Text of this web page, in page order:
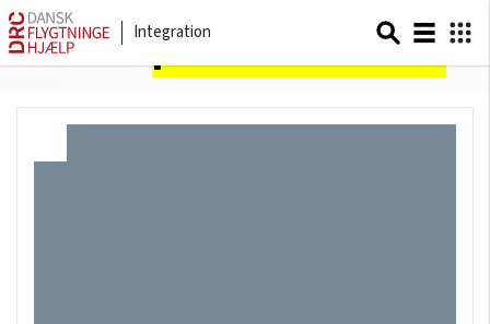
Integration
Sider ompressemeddelelse